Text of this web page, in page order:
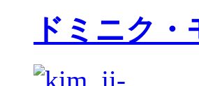
ドミニク